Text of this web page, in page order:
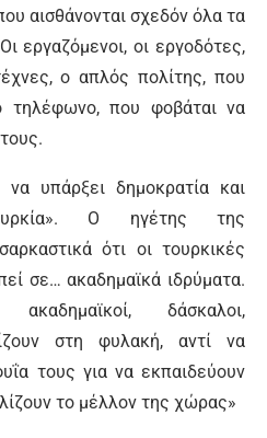
αισθάνονται σχεδόν όλα τα
εργαζόμενοι, οι εργοδότες,
ο απλός πολίτης, που
τηλέφωνο, που φοβάται να
υπάρξει δημοκρατία και
Ο ηγέτης της
ότι οι τουρκικές
σε… ακαδημαϊκά ιδρύματα.
ακαδημαϊκοί, δάσκαλοι,
στη φυλακή, αντί να
τους για να εκπαιδεύουν
το μέλλον της χώρας»